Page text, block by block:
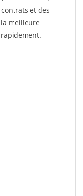
et des
meilleure